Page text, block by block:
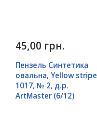
45,00 грн.
Пензель Синтетика
овальна, Yellow stripe
1017, № 2, д.р.
ArtMaster (6/12)